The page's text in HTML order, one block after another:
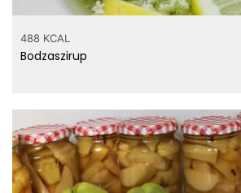
488 KCAL
Bodzaszirup